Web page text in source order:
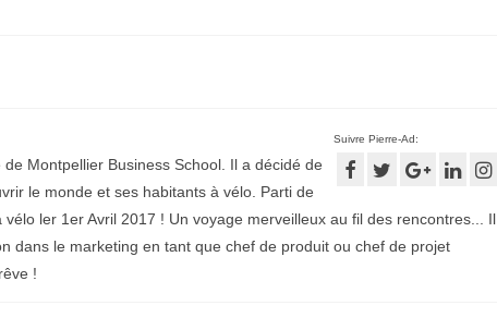
Suivre Pierre-Ad:
Montpellier Business School. Il a décidé de
le monde et ses habitants à vélo. Parti de
ler 1er Avril 2017 ! Un voyage merveilleux au fil des rencontres... Il
dans le marketing en tant que chef de produit ou chef de projet
!